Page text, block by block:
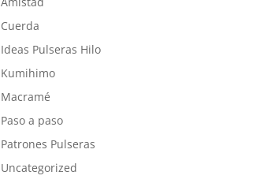
Cuerda
Ideas Pulseras Hilo
Kumihimo
Macramé
Paso a paso
Patrones Pulseras
Uncategorized